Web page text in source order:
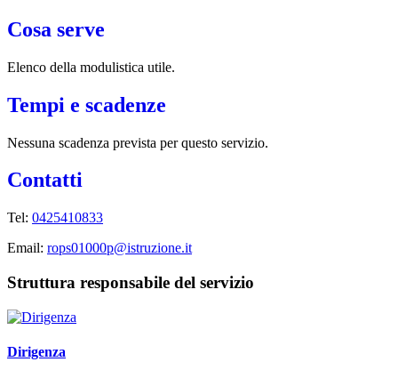
Cosa serve
Elenco della modulistica utile.
Tempi e scadenze
Nessuna scadenza prevista per questo servizio.
Contatti
Tel: 0425410833
Email: rops01000p@istruzione.it
Struttura responsabile del servizio
Dirigenza